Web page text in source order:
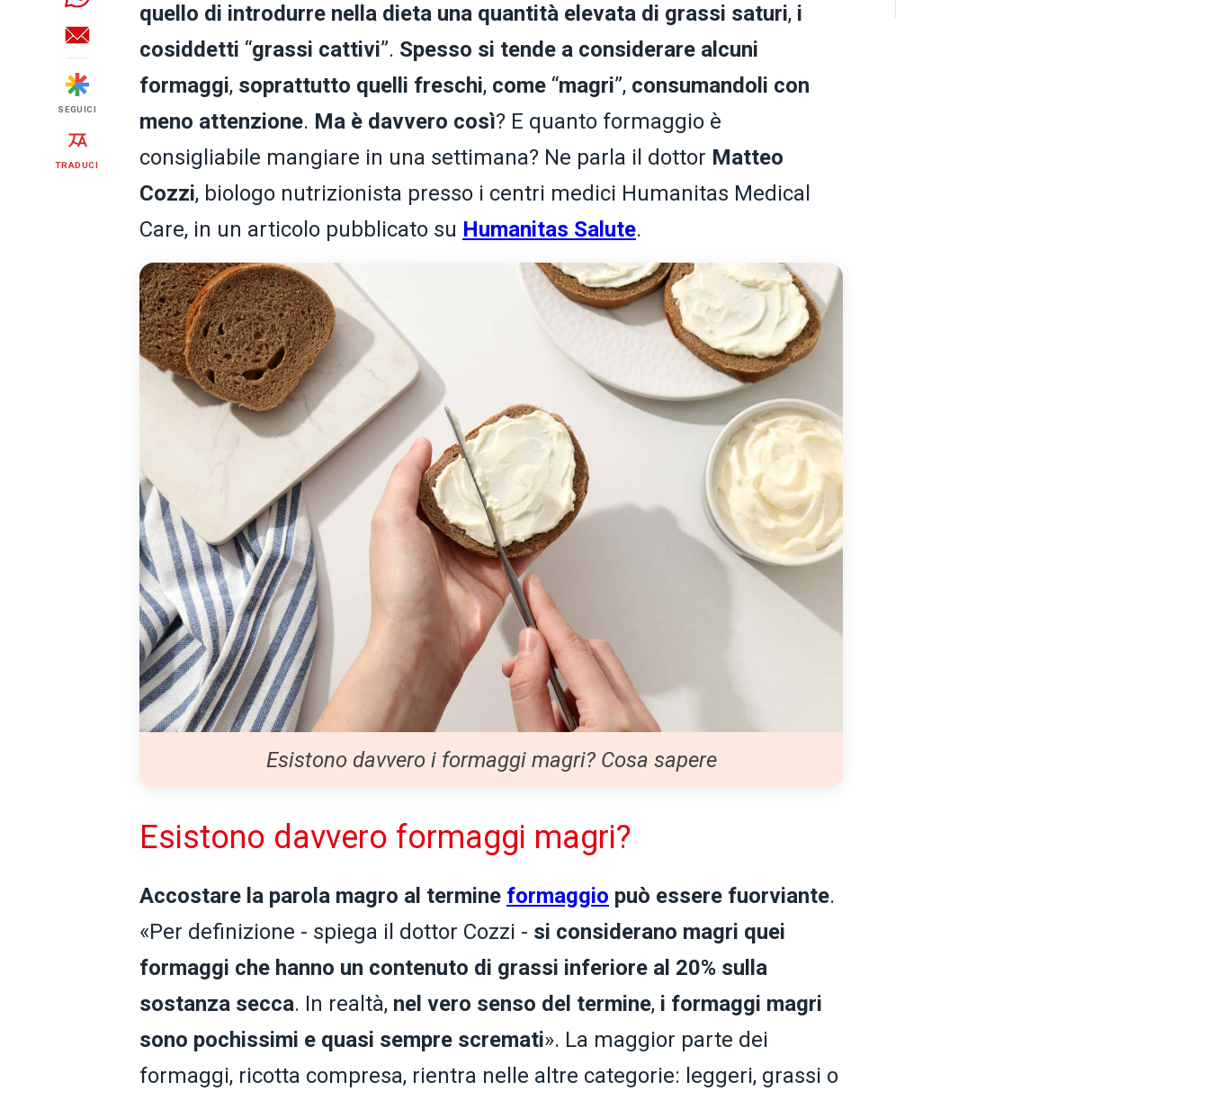
SEGUICI
TRADUCI
quello di introdurre nella dieta una quantità elevata di grassi saturi, i
cosiddetti “grassi cattivi”. Spesso si tende a considerare alcuni
formaggi, soprattutto quelli freschi, come “magri”, consumandoli con
meno attenzione. Ma è davvero così? E quanto formaggio è
consigliabile mangiare in una settimana? Ne parla il dottor Matteo
Cozzi, biologo nutrizionista presso i centri medici Humanitas Medical
Care, in un articolo pubblicato su Humanitas Salute.
Esistono davvero i formaggi magri? Cosa sapere
Esistono davvero formaggi magri?
Accostare la parola magro al termine formaggio può essere fuorviante.
«Per definizione - spiega il dottor Cozzi - si considerano magri quei
formaggi che hanno un contenuto di grassi inferiore al 20% sulla
sostanza secca. In realtà, nel vero senso del termine, i formaggi magri
sono pochissimi e quasi sempre scremati». La maggior parte dei
formaggi, ricotta compresa, rientra nelle altre categorie: leggeri, grassi o